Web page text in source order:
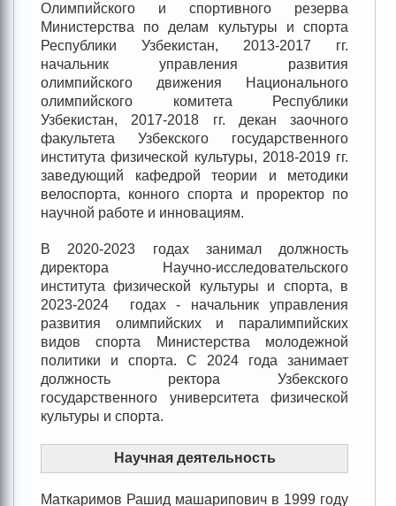
Олимпийского и спортивного резерва
Министерства по делам культуры и спорта
Республики Узбекистан, 2013-2017 гг.
начальник управления развития
олимпийского движения Национального
олимпийского комитета Республики
Узбекистан, 2017-2018 гг. декан заочного
факультета Узбекского государственного
института физической культуры, 2018-2019 гг.
заведующий кафедрой теории и методики
велоспорта, конного спорта и проректор по
научной работе и инновациям.
В 2020-2023 годах занимал должность
директора Научно-исследовательского
института физической культуры и спорта, в
2023-2024 годах - начальник управления
развития олимпийских и паралимпийских
видов спорта Министерства молодежной
политики и спорта. С 2024 года занимает
должность ректора Узбекского
государственного университета физической
культуры и спорта.
Научная деятельность
Маткаримов Рашид машарипович в 1999 году